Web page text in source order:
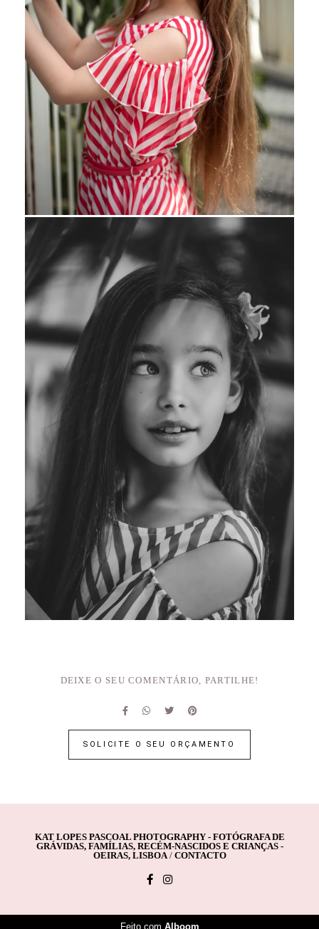
DEIXE O SEU COMENTÁRIO, PARTILHE!
SOLICITE O SEU ORÇAMENTO
KAT LOPES PASCOAL PHOTOGRAPHY - FOTÓGRAFA DE
GRÁVIDAS, FAMÍLIAS, RECÉM-NASCIDOS E CRIANÇAS -
OEIRAS, LISBOA/ CONTACTO
Feito com Alboom